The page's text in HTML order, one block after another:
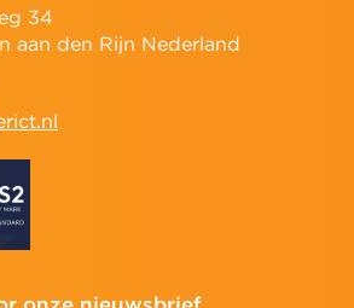
34
aan den Rijn Nederland